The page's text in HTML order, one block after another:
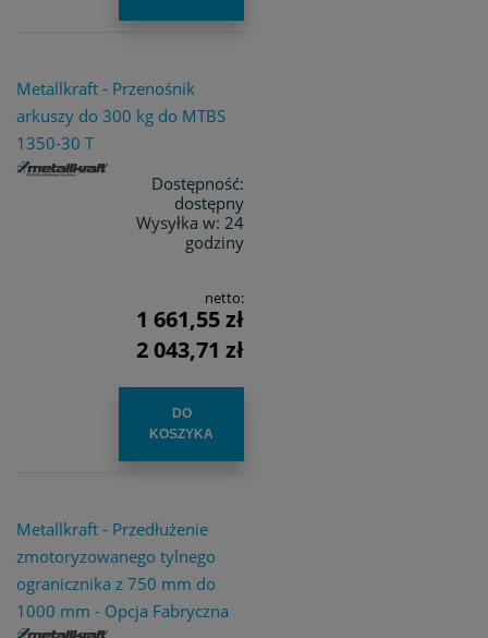
Metallkraft - Przenośnik
arkuszy do 300 kg do MTBS
1350-30 T
Dostępność:
dostępny
Wysyłka w: 24
godziny
netto:
1 661,55 zł
2 043,71 zł
DO
KOSZYKA
Metallkraft - Przedłużenie
zmotoryzowanego tylnego
ogranicznika z 750 mm do
1000 mm - Opcja Fabryczna